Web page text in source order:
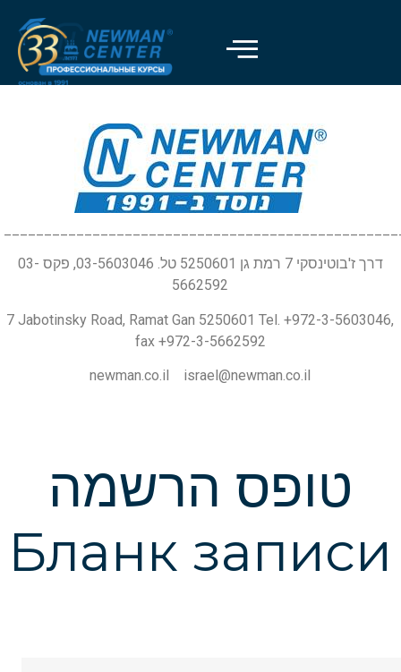
דרך ז'בוטינסקי 7 רמת גן 5250601 טל. 03-5603046, פקס 03-
5662592
7 Jabotinsky Road, Ramat Gan 5250601 Tel. +972-3-5603046,
fax +972-3-5662592
newman.co.il israel@newman.co.il
טופס הרשמה
Бланк записи